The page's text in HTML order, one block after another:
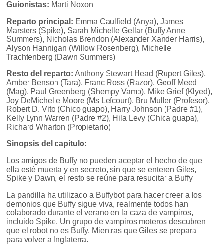
Guionistas: Marti Noxon
Reparto principal: Emma Caulfield (Anya), James
Marsters (Spike), Sarah Michelle Gellar (Buffy Anne
Summers), Nicholas Brendon (Alexander Xander Harris),
Alyson Hannigan (Willow Rosenberg), Michelle
Trachtenberg (Dawn Summers)
Resto del reparto: Anthony Stewart Head (Rupert Giles),
Amber Benson (Tara), Franc Ross (Razor), Geoff Meed
(Mag), Paul Greenberg (Shempy Vamp), Mike Grief (Klyed),
Joy DeMichelle Moore (Ms Lefcourt), Bru Muller (Profesor),
Robert D. Vito (Chico guapo), Harry Johnson (Padre #1),
Kelly Lynn Warren (Padre #2), Hila Levy (Chica guapa),
Richard Wharton (Propietario)
Sinopsis del capítulo:
Los amigos de Buffy no pueden aceptar el hecho de que
ella esté muerta y en secreto, sin que se enteren Giles,
Spike y Dawn, el resto se reúne para resucitar a Buffy.
La pandilla ha utilizado a Buffybot para hacer creer a los
demonios que Buffy sigue viva, realmente todos han
colaborado durante el verano en la caza de vampiros,
incluido Spike. Un grupo de vampiros moteros descubren
que el robot no es Buffy. Mientras que Giles se prepara
para volver a Inglaterra.